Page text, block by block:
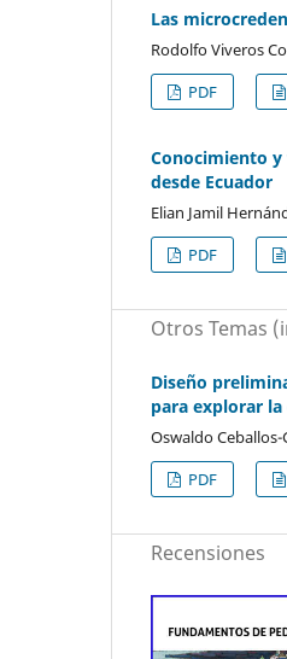
Las
Rodolfo Viveros
PDF
Conocimiento
desde Ecuador
Elian Jamil
PDF
Otros Temas
Diseño
para explorar
Oswaldo
PDF
Recensiones